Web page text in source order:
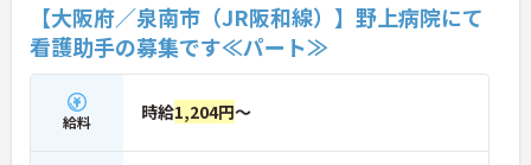
【大阪府／泉南市（JR阪和線）】野上病院にて
看護助手の募集です≪パート≫
給料 時給1,204円～